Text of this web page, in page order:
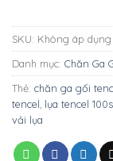
SKU: Không áp dụng
Danh mục: Chăn Ga
Thẻ: chăn ga gối
tencel lụa tencel 100s
vải lụa